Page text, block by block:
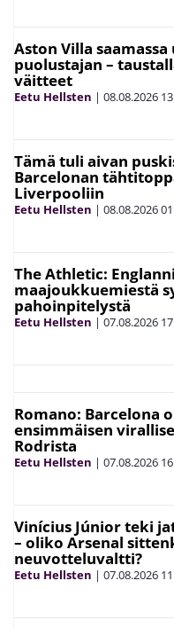
Aston Villa saamassa
puolustajan –
väitteet
Eetu Hellsten | 08.08.2026
Tämä tuli aivan
Barcelonan
Liverpooliin
Eetu Hellsten | 08.08.2026
The Athletic:
maajoukkuemiestä
pahoinpitelystä
Eetu Hellsten | 07.08.2026
Romano: Barcelona
ensimmäisen
Rodrista
Eetu Hellsten | 07.08.2026
Vinícius Júnior teki
– oliko Arsenal
neuvotteluvaltti?
Eetu Hellsten | 07.08.2026